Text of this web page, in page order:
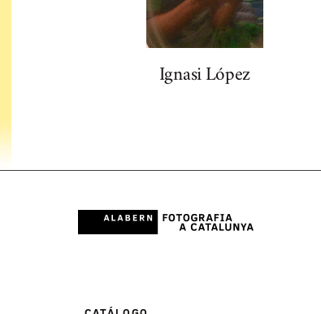
Ignasi López